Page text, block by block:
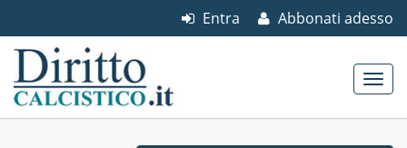
Abbonati adesso
Entra